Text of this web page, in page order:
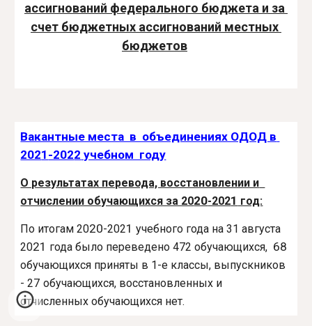
ассигнований федерального бюджета и за
счет бюджетных ассигнований местных
бюджетов
Вакантные места  в  объединениях ОДОД в
2021 -2022 учебном  году
О результатах перевода, восстановлении и
отчислении обучающихся за 2020-2021 год:
По итогам 2020-2021 учебного года на 31 августа
2021 года было переведено 472 обучающихся, 68
обучающихся приняты в 1-е классы, выпускников
- 27 обучающихся, восстановленных и
отчисленных обучающихся нет.